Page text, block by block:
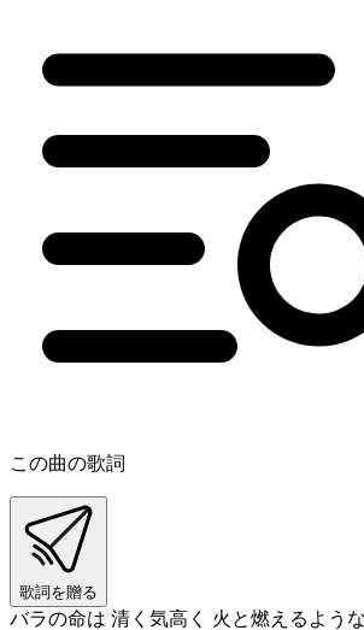
この曲の歌詞
歌詞を贈る
バラの命は 清く気高く 火と燃えるよう